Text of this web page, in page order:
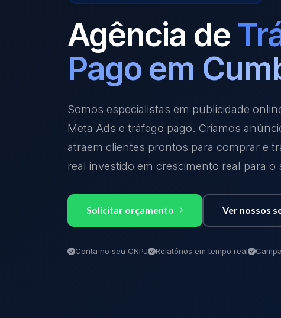
Agência de
Pago em
Somos especialistas em publicidade
Meta Ads e tráfego pago. Criamos
atraem clientes prontos para comprar e
real investido em crescimento real para o
Solicitar orçamento Ver nossos
Conta no seu CNPJ Relatórios em tempo real